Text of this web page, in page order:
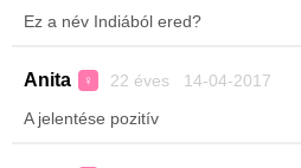
Ez a név Indiából ered?
Anita ♀ 22 éves 14-04-2017
A jelentése pozitív